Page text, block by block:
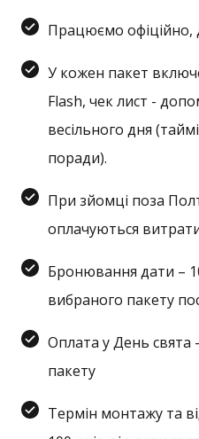
Працюємо офіційно,
У кожен пакет
Flash, чек лист -
весільного дня
поради).
При зйомці поза
оплачуються
Бронювання дати –
вибраного пакету
Оплата у День свята
пакету
Термін монтажу та